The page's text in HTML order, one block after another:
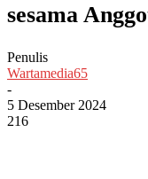
sesama
Penulis
Wartamedia65
-
5 Desember 2024
216